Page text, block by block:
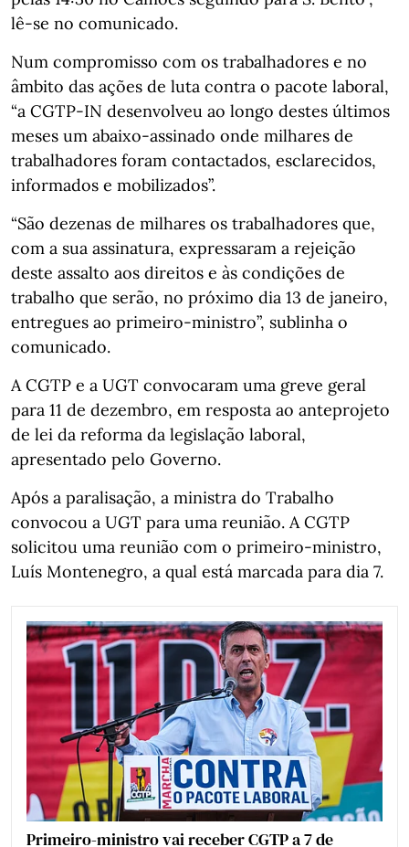
lê-se no comunicado.
Num compromisso com os trabalhadores e no
âmbito das ações de luta contra o pacote laboral,
“a CGTP-IN desenvolveu ao longo destes últimos
meses um abaixo-assinado onde milhares de
trabalhadores foram contactados, esclarecidos,
informados e mobilizados”.
“São dezenas de milhares os trabalhadores que,
com a sua assinatura, expressaram a rejeição
deste assalto aos direitos e às condições de
trabalho que serão, no próximo dia 13 de janeiro,
entregues ao primeiro-ministro”, sublinha o
comunicado.
A CGTP e a UGT convocaram uma greve geral
para 11 de dezembro, em resposta ao anteprojeto
de lei da reforma da legislação laboral,
apresentado pelo Governo.
Após a paralisação, a ministra do Trabalho
convocou a UGT para uma reunião. A CGTP
solicitou uma reunião com o primeiro-ministro,
Luís Montenegro, a qual está marcada para dia 7.
Primeiro-ministro vai receber CGTP a 7 de